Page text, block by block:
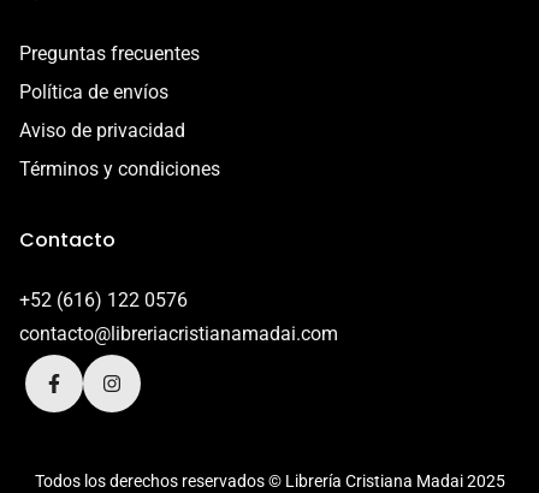
Preguntas frecuentes
Política de envíos
Aviso de privacidad
Términos y condiciones
Contacto
+52 (616) 122 0576
contacto@libreriacristianamadai.com
Todos los derechos reservados © Librería Cristiana Madai 2025